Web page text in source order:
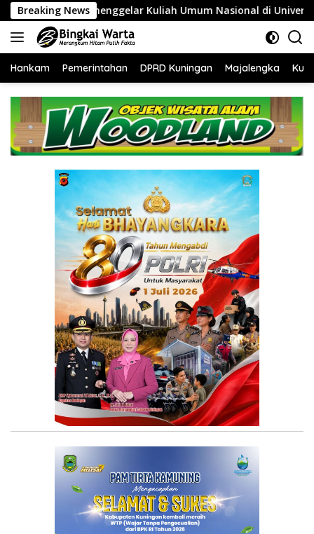
Langsung
ke
konten
Breaking News
Kuliah Umum Nasional di Universitas Majalengka
Hankam Pemerintahan DPRD Kuningan Majalengka